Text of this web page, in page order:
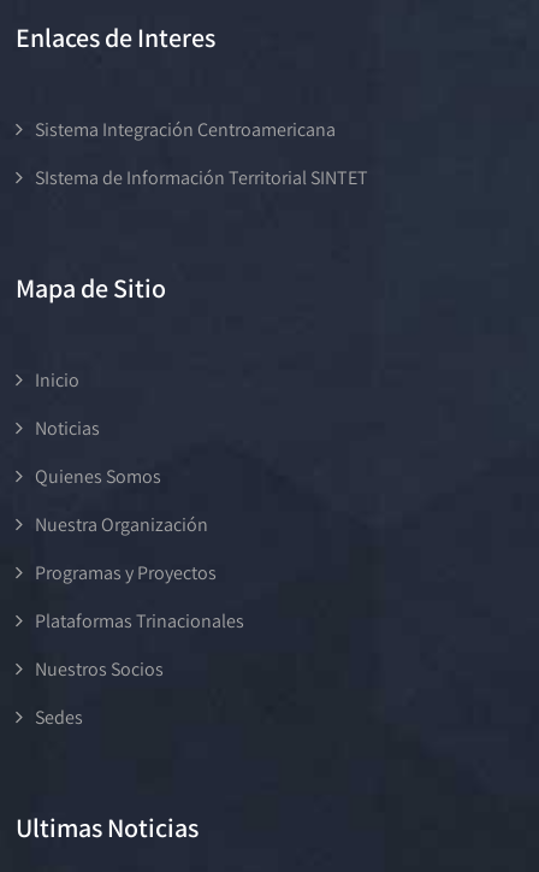
Enlaces de Interes
Sistema Integración Centroamericana
SIstema de Información Territorial SINTET
Mapa de Sitio
Inicio
Noticias
Quienes Somos
Nuestra Organización
Programas y Proyectos
Plataformas Trinacionales
Nuestros Socios
Sedes
Ultimas Noticias